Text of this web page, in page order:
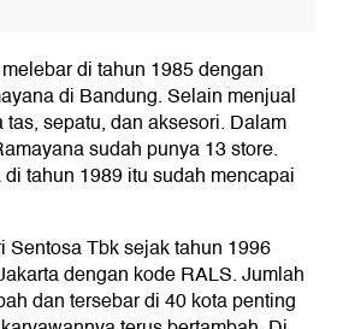
di tahun 1985 dengan
di Bandung. Selain menjual
sepatu, dan aksesori. Dalam
sudah punya 13 store.
tahun 1989 itu sudah mencapai
Sentosa Tbk sejak tahun 1996
dengan kode RALS. Jumlah
dan tersebar di 40 kota penting